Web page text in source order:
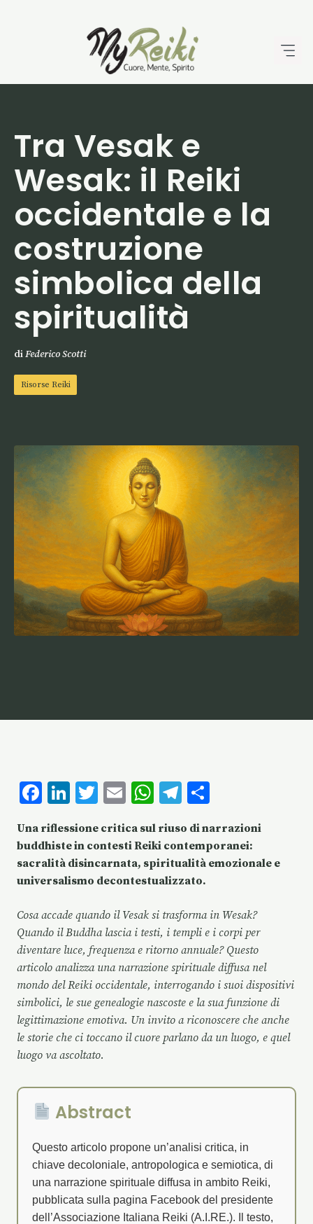
Tra Vesak e
Wesak: il Reiki
occidentale e la
costruzione
simbolica della
spiritualità
diFederico Scotti
Risorse Reiki
F
e
b
o
k
Li
k
e
dI
T
it
te
r
E
ai
l
W
at
s
A
p
p
T
eg
ra
m
n
di
di
Una riflessione critica sul riuso di narrazioni
buddhiste in contesti Reiki contemporanei:
sacralità disincarnata, spiritualità emozionale e
universalismo decontestualizzato.
Cosa accade quando il Vesak si trasforma in Wesak?
Quando il Buddha lascia i testi, i templi e i corpi per
diventare luce, frequenza e ritorno annuale? Questo
articolo analizza una narrazione spirituale diffusa nel
mondo del Reiki occidentale, interrogando i suoi dispositivi
simbolici, le sue genealogie nascoste e la sua funzione di
legittimazione emotiva. Un invito a riconoscere che anche
le storie che ci toccano il cuore parlano da un luogo, e quel
luogo va ascoltato.
Abstract
Questo articolo propone un’analisi critica, in
chiave decoloniale, antropologica e semiotica, di
una narrazione spirituale diffusa in ambito Reiki,
pubblicata sulla pagina Facebook del presidente
dell’Associazione Italiana Reiki (A.I.RE.). Il testo,